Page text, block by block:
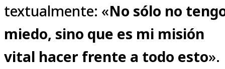
textualmente: «No sólo no
miedo, sino que es mi misión
vital hacer frente a todo esto».